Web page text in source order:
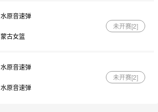
水原音速弹
蒙古女篮
未开赛[2]
水原音速弹
水原音速弹
未开赛[2]